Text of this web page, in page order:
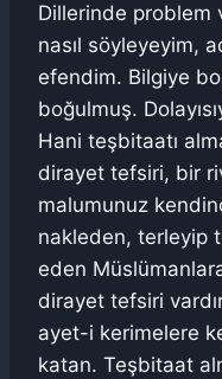
Dillerinde problem
nasıl söyleyeyim,
efendim. Bilgiye
boğulmuş.
Hani teşbitaatı
dirayet tefsiri, bir
malumunuz
nakleden, terleyip
eden
dirayet tefsiri
ayet-i kerimelere
katan. Teşbitaat